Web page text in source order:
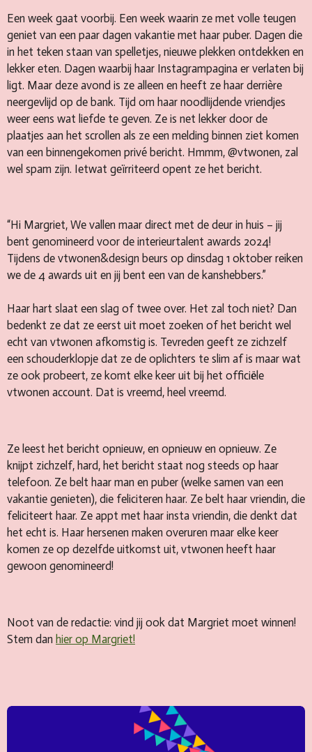
Een week gaat voorbij. Een week waarin ze met volle teugen
geniet van een paar dagen vakantie met haar puber. Dagen die
in het teken staan van spelletjes, nieuwe plekken ontdekken en
lekker eten. Dagen waarbij haar Instagrampagina er verlaten bij
ligt. Maar deze avond is ze alleen en heeft ze haar derrière
neergevlijd op de bank. Tijd om haar noodlijdende vriendjes
weer eens wat liefde te geven. Ze is net lekker door de
plaatjes aan het scrollen als ze een melding binnen ziet komen
van een binnengekomen privé bericht. Hmmm, @vtwonen, zal
wel spam zijn. Ietwat geïrriteerd opent ze het bericht.
“Hi Margriet, We vallen maar direct met de deur in huis – jij
bent genomineerd voor de interieurtalent awards 2024!
Tijdens de vtwonen&design beurs op dinsdag 1 oktober reiken
we de 4 awards uit en jij bent een van de kanshebbers.”
Haar hart slaat een slag of twee over. Het zal toch niet? Dan
bedenkt ze dat ze eerst uit moet zoeken of het bericht wel
echt van vtwonen afkomstig is. Tevreden geeft ze zichzelf
een schouderklopje dat ze de oplichters te slim af is maar wat
ze ook probeert, ze komt elke keer uit bij het officiële
vtwonen account. Dat is vreemd, heel vreemd.
Ze leest het bericht opnieuw, en opnieuw en opnieuw. Ze
knijpt zichzelf, hard, het bericht staat nog steeds op haar
telefoon. Ze belt haar man en puber (welke samen van een
vakantie genieten), die feliciteren haar. Ze belt haar vriendin, die
feliciteert haar. Ze appt met haar insta vriendin, die denkt dat
het echt is. Haar hersenen maken overuren maar elke keer
komen ze op dezelfde uitkomst uit, vtwonen heeft haar
gewoon genomineerd!
Noot van de redactie: vind jij ook dat Margriet moet winnen!
Stem dan hier op Margriet!